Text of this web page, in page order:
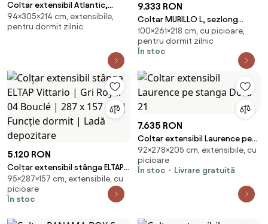
Coltar extensibil Atlantic,
sezlong stanga, stofa
catifelata gri inchi
94×305×214 cm, extensibile,
pentru dormit zilnic
9.333 RON
Coltar MURILLO L, sezlong
stanga, stofa catifelata gri
antracit - Whis
100×261×218 cm, cu picioare,
pentru dormit zilnic
În stoc
5.120 RON
Colțar extensibil stânga ELTAP
Vittario | Gri Royal 04 Bouclé |
287 x 157 cm | Funcție dormit |
Ladă depozitare
95×287×157 cm, extensibile, cu
picioare
În stoc
7.635 RON
Coltar extensibil Laurence pe
stanga Dora 21
92×278×205 cm, extensibile, cu
picioare
În stoc
Livrare gratuită